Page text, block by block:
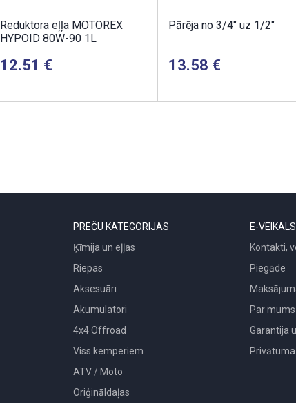
Reduktora eļļa MOTOREX
HYPOID 80W-90 1L
12.51
Pārēja no 3/4" uz 1/2"
13.58
PREČU KATEGORIJAS
Ķīmija un eļļas
Riepas
Aksesuāri
Akumulatori
4x4 Offroad
Viss kemperiem
ATV / Moto
Oriģināldaļas
E-VEIKALS
Kontakti,
Piegāde
Par mums
Garantija